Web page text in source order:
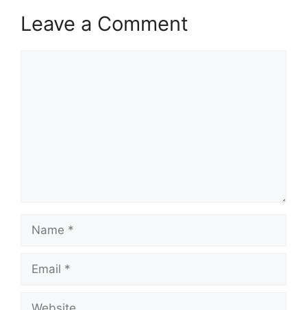
Leave a Comment
Name
Email
Website